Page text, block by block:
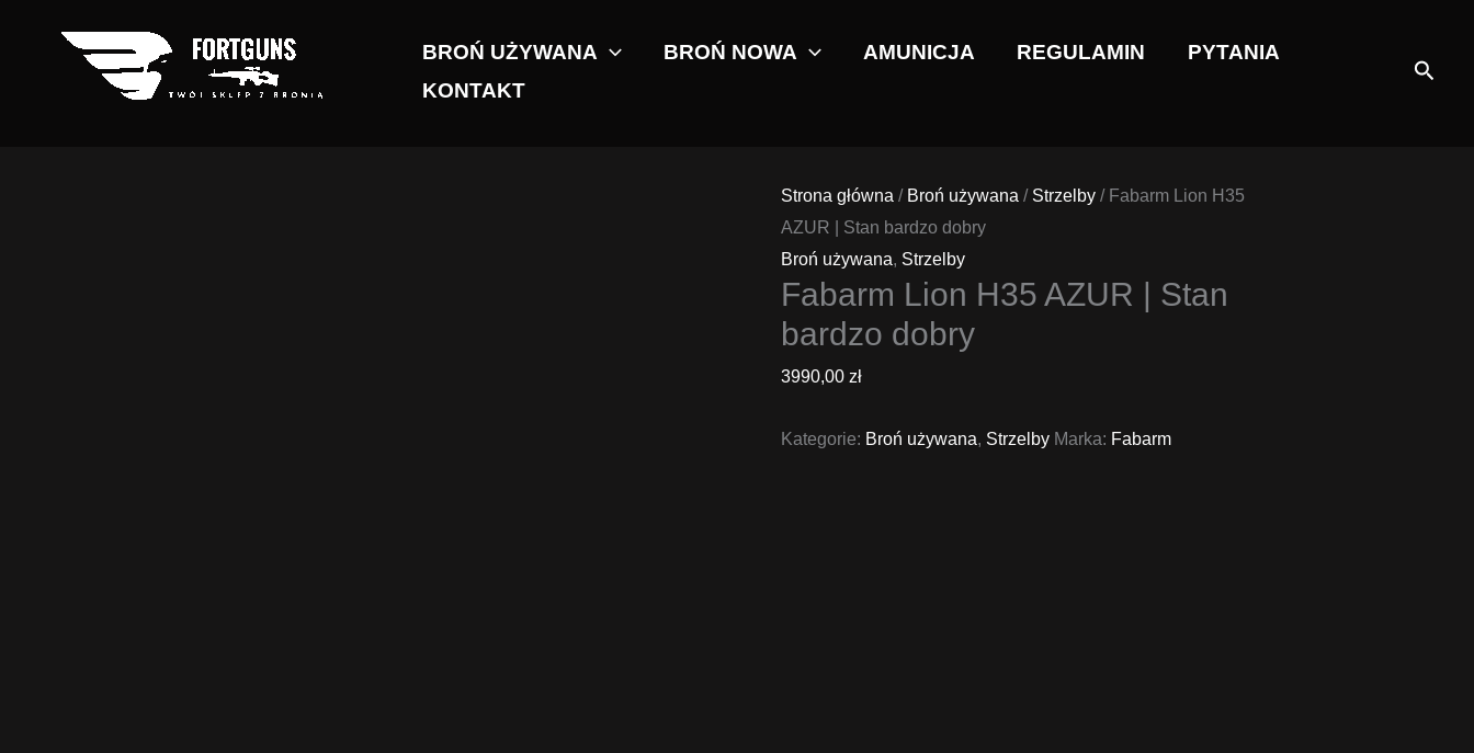
BROŃ UŻYWANA BROŃ NOWA AMUNICJA REGULAMIN
PYTANIA
KONTAKT
Strona główna / Broń używana / Strzelby / Fabarm Lion H35
AZUR | Stan bardzo dobry
Broń używana, Strzelby
Fabarm Lion H35 AZUR | Stan
bardzo dobry
3990,00 zł
Kategorie: Broń używana, Strzelby Marka: Fabarm